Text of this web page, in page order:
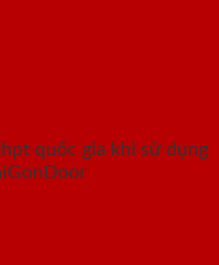
quốc gia khi sử dụng